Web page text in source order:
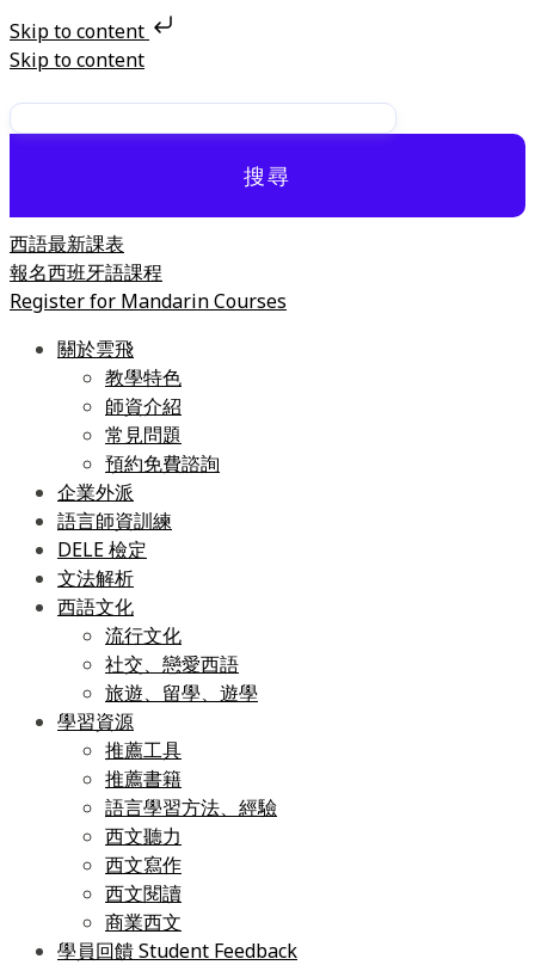
Skip to content
Skip to content
搜尋
西語最新課表
報名西班牙語課程
Register for Mandarin Courses
關於雲飛
教學特色
師資介紹
常見問題
預約免費諮詢
企業外派
語言師資訓練
DELE 檢定
文法解析
西語文化
流行文化
社交、戀愛西語
旅遊、留學、遊學
學習資源
推薦工具
推薦書籍
語言學習方法、經驗
西文聽力
西文寫作
西文閱讀
商業西文
學員回饋 Student Feedback